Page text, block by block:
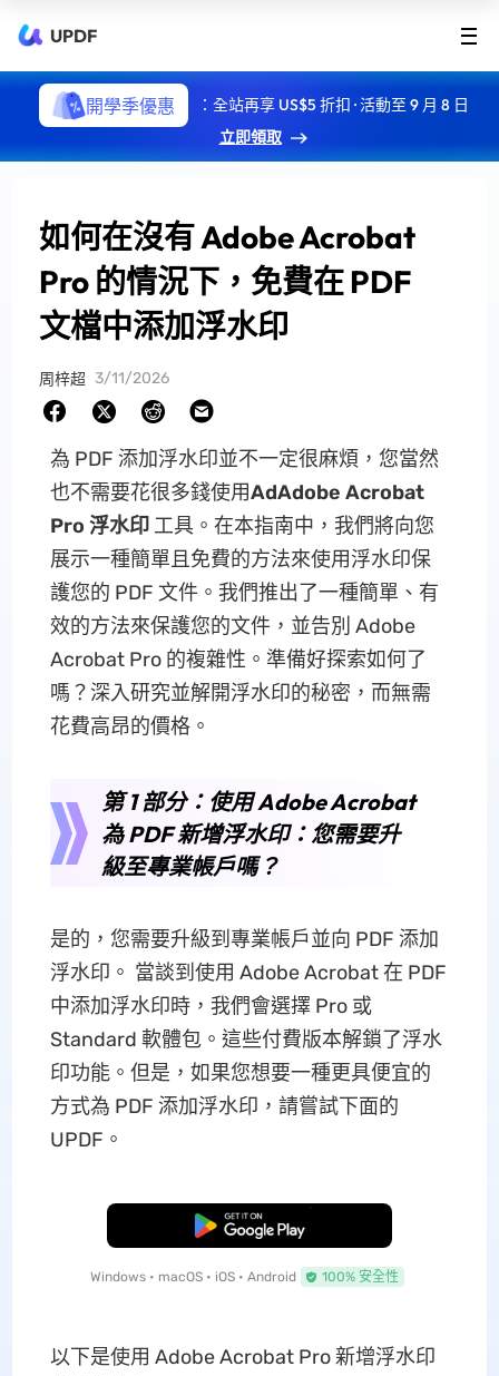
UPDF
開學季優惠
：全站再享 US$5 折扣 · 活動至 9 月 8 日
立即領取
如何在沒有 Adob​​e Acrobat
Pro 的情況下，免費在 PDF
文檔中添加浮水印
周梓超 3/11/2026
為 PDF 添加浮水印並不一定很麻煩，您當然
也不需要花很多錢使用AdAdobe Acrobat
Pro 浮水印工具。在本指南中，我們將向您
展示一種簡單且免費的方法來使用浮水印保
護您的 PDF 文件。我們推出了一種簡單、有
效的方法來保護您的文件，並告別 Adob​​e
Acrobat Pro 的複雜性。準備好探索如何了
嗎？深入研究並解開浮水印的秘密，而無需
花費高昂的價格。
第 1 部分：使用 Adob​​e Acrobat
為 PDF 新增浮水印：您需要升
級至專業帳戶嗎？
是的，您需要升級到專業帳戶並向 PDF 添加
浮水印。 當談到使用 Adob​​e Acrobat 在 PDF
中添加浮水印時，我們會選擇 Pro 或
Standard 軟體包。這些付費版本解鎖了浮水
印功能。但是，如果您想要一種更具便宜的
方式為 PDF 添加浮水印，請嘗試下面的
UPDF。
免費下載
Windows • macOS • iOS • Android 100% 安全性
以下是使用 Adob​​e Acrobat Pro 新增浮水印